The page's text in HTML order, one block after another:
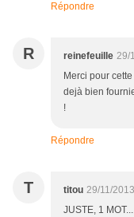
Répondre
R reinefeuille 29/
Merci pour
dejà bien
!
Répondre
T titou 29/11/
JUSTE, 1